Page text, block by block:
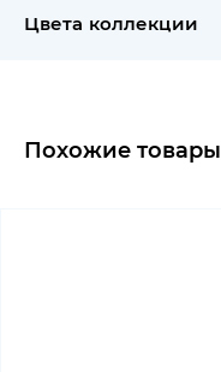
Цвета коллекции
Похожие товары